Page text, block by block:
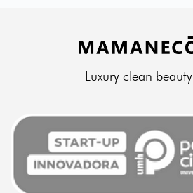
Luxury clean beauty